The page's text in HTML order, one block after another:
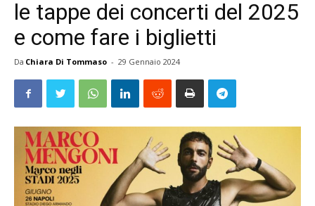
le tappe dei concerti del 2025
e come fare i biglietti
Da Chiara Di Tommaso - 29 Gennaio 2024